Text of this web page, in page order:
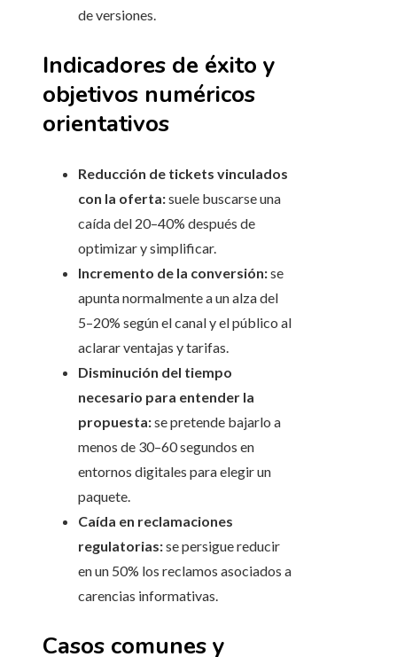
de versiones.
Indicadores de éxito y
objetivos numéricos
orientativos
Reducción de tickets vinculados
con la oferta:suele buscarse una
caída del 20–40% después de
optimizar y simplificar.
Incremento de la conversión:se
apunta normalmente a un alza del
5–20% según el canal y el público al
aclarar ventajas y tarifas.
Disminución del tiempo
necesario para entender la
propuesta:se pretende bajarlo a
menos de 30–60 segundos en
entornos digitales para elegir un
paquete.
Caída en reclamaciones
regulatorias:se persigue reducir
en un 50% los reclamos asociados a
carencias informativas.
Casos comunes y